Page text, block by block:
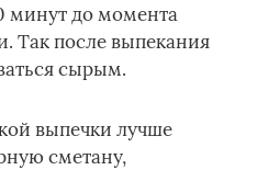
минут до момента
Так после выпекания
сырым.
выпечки лучше
сметану,